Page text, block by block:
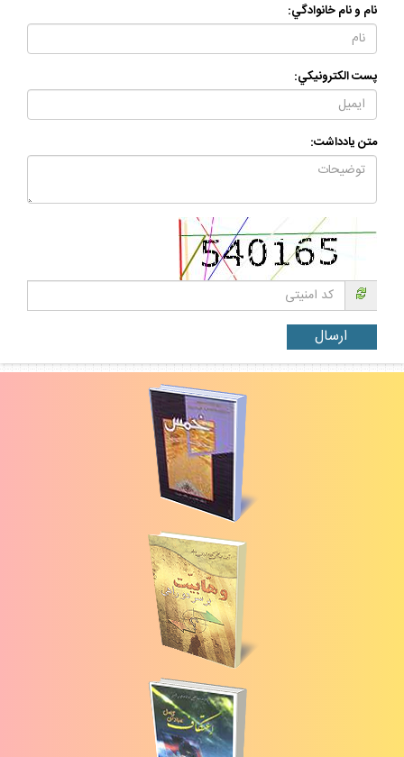
نام و نام خانوادگي:
پست الكترونيكي:
متن يادداشت: